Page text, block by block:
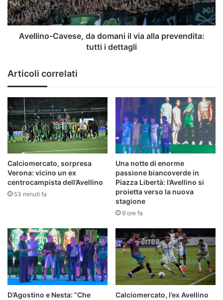
alla
prevendita:
tutti
Avellino-Cavese, da domani il via alla prevendita:
tutti i dettagli
Articoli correlati
Calciomercato, sorpresa
Verona: vicino un ex
centrocampista dell’Avellino
53 minuti fa
Una notte di enorme
passione biancoverde in
Piazza Libertà: l’Avellino si
proietta verso la nuova
stagione
9 ore fa
D’Agostino e Nesta: “Che
Calciomercato, l’ex Avellino